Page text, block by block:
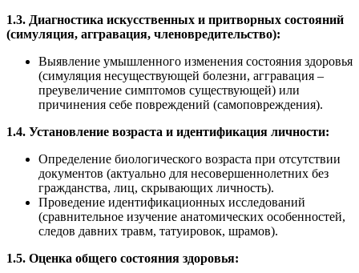
1.3. Диагностика искусственных и притворных состояний
(симуляция, аггравация, членовредительство):
Выявление умышленного изменения состояния здоровья
(симуляция несуществующей болезни, аггравация –
преувеличение симптомов существующей) или
причинения себе повреждений (самоповреждения).
1.4. Установление возраста и идентификация личности:
Определение биологического возраста при отсутствии
документов (актуально для несовершеннолетних без
гражданства, лиц, скрывающих личность).
Проведение идентификационных исследований
(сравнительное изучение анатомических особенностей,
следов давних травм, татуировок, шрамов).
1.5. Оценка общего состояния здоровья: